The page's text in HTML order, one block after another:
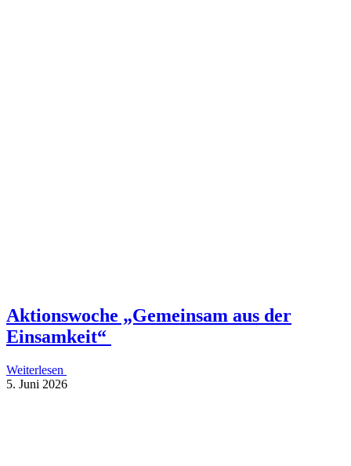
Akti­ons­wo­che „Gemein­sam aus der
Einsamkeit“
Weiterlesen
5. Juni 2026